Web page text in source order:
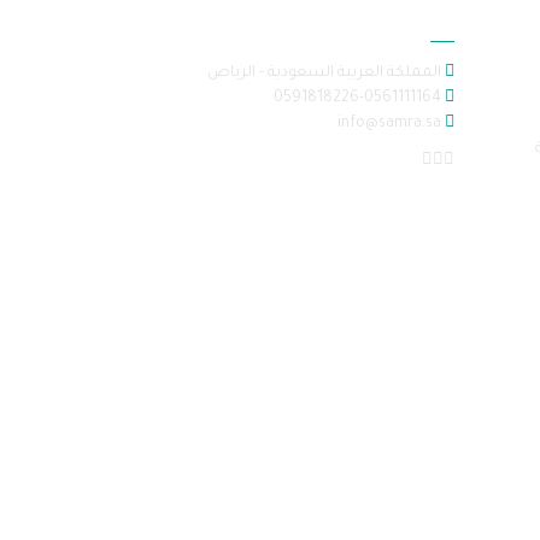
المملكة العربية السعودية - الرياض
info@samra.sa